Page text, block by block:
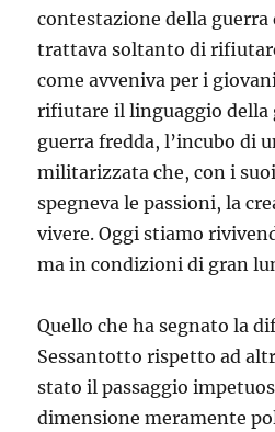
contestazione della
trattava soltanto di
come avveniva per i
rifiutare il linguaggio della
guerra fredda, l’incubo di
militarizzata che, con i
spegneva le passioni, la
vivere. Oggi stiamo
ma in condizioni di gran
Quello che ha segnato la
Sessantotto rispetto ad
stato il passaggio
dimensione meramente